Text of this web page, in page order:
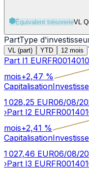
Équivalent trésorerieVL
PartType
VL (part) YTD 12 mois
Part I1 EUR
mois+2,47 %
Capitalisation
1 028,25 EUR06/08/
›Part I2 EUR
mois+2,41 %
Capitalisation
1 027,46 EUR06/08/
›Part I3 EUR